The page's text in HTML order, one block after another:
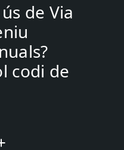
de Via
codi de